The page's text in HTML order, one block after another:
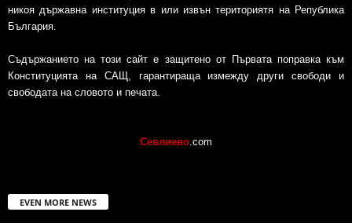
никоя държавна институция в или извън териториятя на Република
България.
Съдържанието на този сайт е защитено от Първата поправка към
Конституцията на САЩ, гарантираща измежду други свободи и
свободата на словото и печата.
Севлиево .com
EVEN MORE NEWS